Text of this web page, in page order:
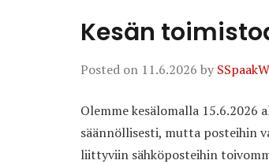
Kesän
Posted on 11.6.2026 by
Olemme kesälomalla 15.6.2026
säännöllisesti, mutta posteihin
liittyviin sähköposteihin